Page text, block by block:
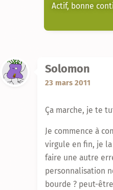
Actif, bonne
Solomon
23 mars 2011
Ça marche, je te
Je commence à
virgule en fin, je
faire une autre
personnalisation
bourde ? peut-